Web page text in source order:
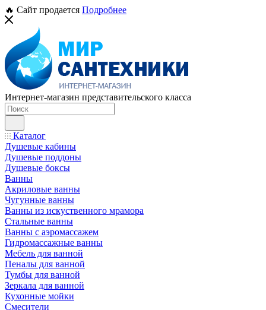
🔥 Сайт продается Подробнее
Интернет-магазин представительского класса
Каталог
Душевые кабины
Душевые поддоны
Душевые боксы
Ванны
Акриловые ванны
Чугунные ванны
Ванны из искуственного мрамора
Стальные ванны
Ванны с аэромассажем
Гидромассажные ванны
Мебель для ванной
Пеналы для ванной
Тумбы для ванной
Зеркала для ванной
Кухонные мойки
Смесители